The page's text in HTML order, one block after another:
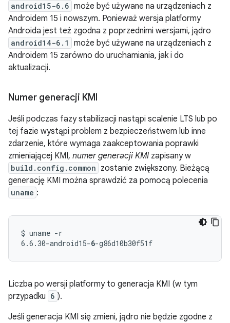
android15-6.6 może być używane na urządzeniach z
Androidem 15 i nowszym. Ponieważ wersja platformy
Androida jest też zgodna z poprzednimi wersjami, jądro
android14-6.1
może być używane na urządzeniach z
Androidem 15 zarówno do uruchamiania, jak i do
aktualizacji.
Numer generacji KMI
Jeśli podczas fazy stabilizacji nastąpi scalenie LTS lub po
tej fazie wystąpi problem z bezpieczeństwem lub inne
zdarzenie, które wymaga zaakceptowania poprawki
zmieniającej KMI, numer generacji KMI zapisany w
build.config.common zostanie zwiększony. Bieżącą
generację KMI można sprawdzić za pomocą polecenia
uname :
$ uname -r
6.6.30-android15-6
Liczba po wersji platformy to generacja KMI (w tym
przypadku 6 ).
Jeśli generacja KMI się zmieni, jądro nie będzie zgodne z